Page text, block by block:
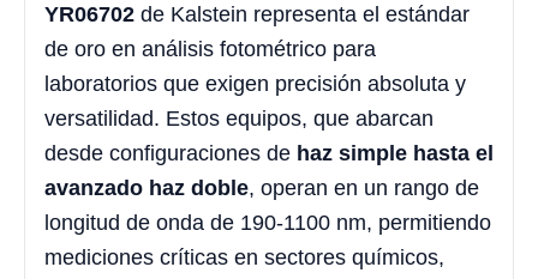
YR06702 de Kalstein representa el estándar
de oro en análisis fotométrico para
laboratorios que exigen precisión absoluta y
versatilidad. Estos equipos, que abarcan
desde configuraciones de haz simple hasta el
avanzado haz doble, operan en un rango de
longitud de onda de 190-1100 nm, permitiendo
mediciones críticas en sectores químicos,